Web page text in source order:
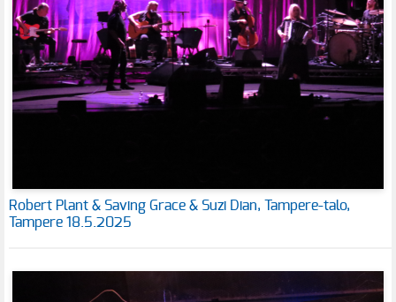
Robert Plant & Saving Grace & Suzi Dian, Tampere-talo,
Tampere 18.5.2025